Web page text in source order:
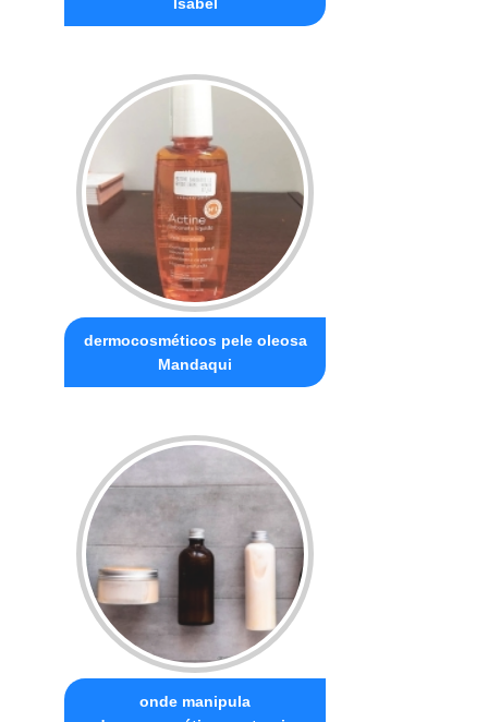
dermocosméticos pele oleosa
Mandaqui
onde manipula